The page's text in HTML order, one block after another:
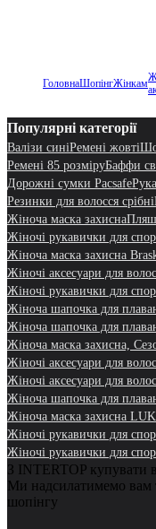
ГоловнаШопінгЖінкам
Популярні категорії
Валізи синіРемені жовті
Ремені 85 розміруБаффи
Дорожні сумки Pacsafe
Резинки для волосся срібні
Жіноча маска захисна
Жіночі рукавички для
Жіноча маска захисна
Жіночі аксесуари для
Жіночі рукавички для
Жіноча шапочка для
Жіноча шапочка для
Жіноча маска захисна,
Жіночі аксесуари для
Жіночі аксесуари для
Жіноча шапочка для
Жіноча маска захисна
Жіночі рукавички для
Жіночі рукавички для
З INTERTOP купувати
Ми надсилатимемо вам
шопінгу